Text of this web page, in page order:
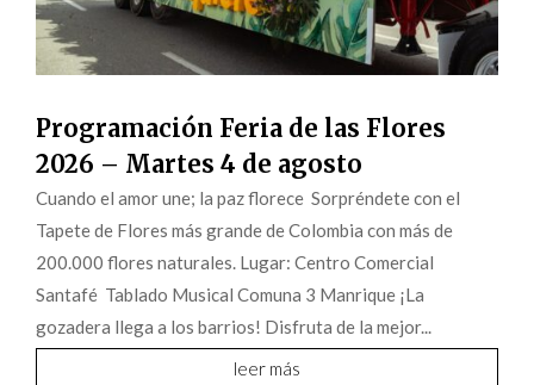
Programación Feria de las Flores
2026 – Martes 4 de agosto
Cuando el amor une; la paz florece Sorpréndete con el
Tapete de Flores más grande de Colombia con más de
200.000 flores naturales. Lugar: Centro Comercial
Santafé Tablado Musical Comuna 3 Manrique ¡La
gozadera llega a los barrios! Disfruta de la mejor...
leer más